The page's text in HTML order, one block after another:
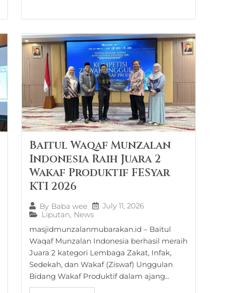
Baitul Waqaf Munzalan
Indonesia Raih Juara 2
Wakaf Produktif FESyar
KTI 2026
By Baba wee
July 11, 2026
Liputan, News
masjidmunzalanmubarakan.id – Baitul
Waqaf Munzalan Indonesia berhasil meraih
Juara 2 kategori Lembaga Zakat, Infak,
Sedekah, dan Wakaf (Ziswaf) Unggulan
Bidang Wakaf Produktif dalam ajang...